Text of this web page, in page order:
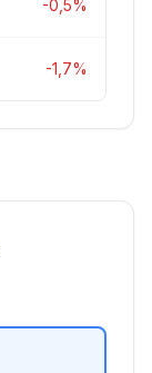
-0,5%
-1,7%